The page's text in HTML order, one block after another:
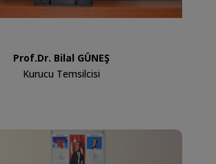
Prof.Dr. Bilal GÜNEŞ
Kurucu Temsilcisi